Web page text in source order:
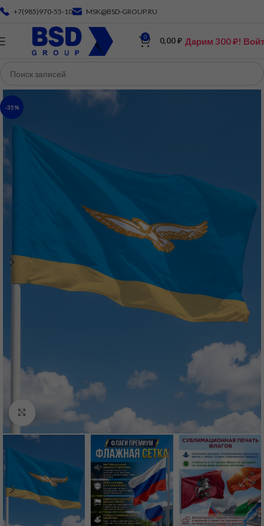
+7(985)970-55-10 MSK@BSD-GROUP.RU
0 0,00₽ Дарим 300 ₽!
-35%
Нажмите, чтобы увеличить